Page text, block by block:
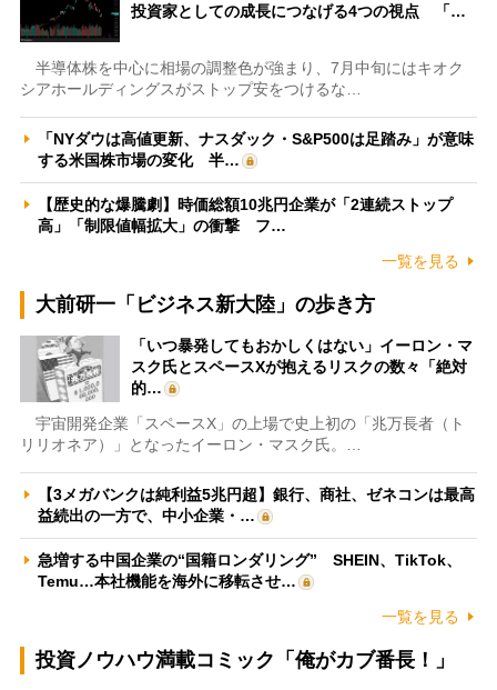
投資家としての成長につなげる4つの視点 「…
半導体株を中心に相場の調整色が強まり、7月中旬にはキオク
シアホールディングスがストップ安をつけるな…
「NYダウは高値更新、ナスダック・S&P500は足踏み」が意味
する米国株市場の変化 半…
【歴史的な爆騰劇】時価総額10兆円企業が「2連続ストップ
高」「制限値幅拡大」の衝撃 フ…
一覧を見る
大前研一「ビジネス新大陸」の歩き方
「いつ暴発してもおかしくはない」イーロン・マ
スク氏とスペースXが抱えるリスクの数々「絶対
的…
宇宙開発企業「スペースX」の上場で史上初の「兆万長者（ト
リリオネア）」となったイーロン・マスク氏。…
【3メガバンクは純利益5兆円超】銀行、商社、ゼネコンは最高
益続出の一方で、中小企業・…
急増する中国企業の“国籍ロンダリング” SHEIN、TikTok、
Temu…本社機能を海外に移転させ…
一覧を見る
投資ノウハウ満載コミック「俺がカブ番長！」